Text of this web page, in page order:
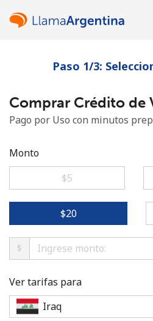
¿Ya tienes una cuenta?
Paso 1/3:
Comprar Crédito de
Pago por Uso con minutos
Monto
⁦$5⁩
⁦$20⁩
$
Ver tarifas para